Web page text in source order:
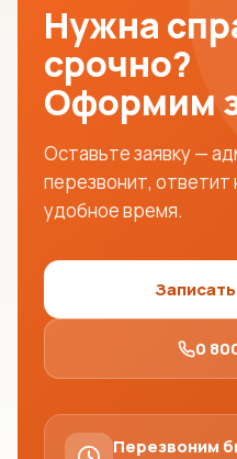
Нужна
срочно?
Оформим
Оставьте заявку —
перезвонит, ответит
удобное время.
0
Перезвоним